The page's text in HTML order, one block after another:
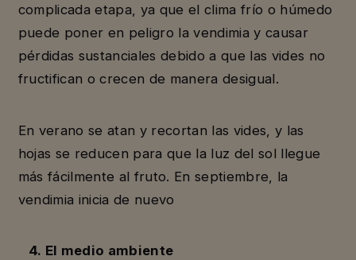
complicada etapa, ya que el clima frío o húmedo
puede poner en peligro la vendimia y causar
pérdidas sustanciales debido a que las vides no
fructifican o crecen de manera desigual.
En verano se atan y recortan las vides, y las
hojas se reducen para que la luz del sol llegue
más fácilmente al fruto. En septiembre, la
vendimia inicia de nuevo
4. El medio ambiente